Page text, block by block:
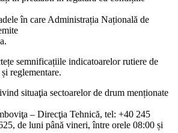
în care Administrația Națională de
semnificațiile indicatoarelor rutiere de
reglementare.
situaţia sectoarelor de drum menționate
– Direcţia Tehnică, tel: +40 245
de luni până vineri, între orele 08:00 și